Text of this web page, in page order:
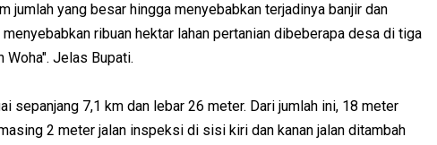
jumlah yang besar hingga menyebabkan terjadinya banjir dan
menyebabkan ribuan hektar lahan pertanian dibeberapa desa di tiga
Woha". Jelas Bupati.
sepanjang 7,1 km dan lebar 26 meter. Dari jumlah ini, 18 meter
2 meter jalan inspeksi di sisi kiri dan kanan jalan ditambah